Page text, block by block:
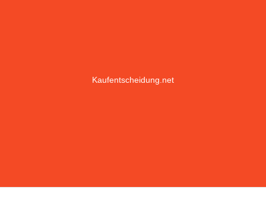
Kaufentscheidung.net